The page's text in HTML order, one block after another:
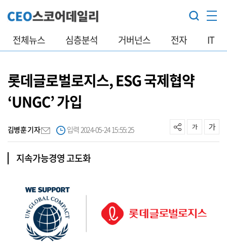
전체뉴스 심층분석 거버넌스 전자 IT
롯데글로벌로지스, ESG 국제협약
‘UNGC’ 가입
김병훈 기자 입력 2024-05-24 15:55:25
지속가능경영 고도화